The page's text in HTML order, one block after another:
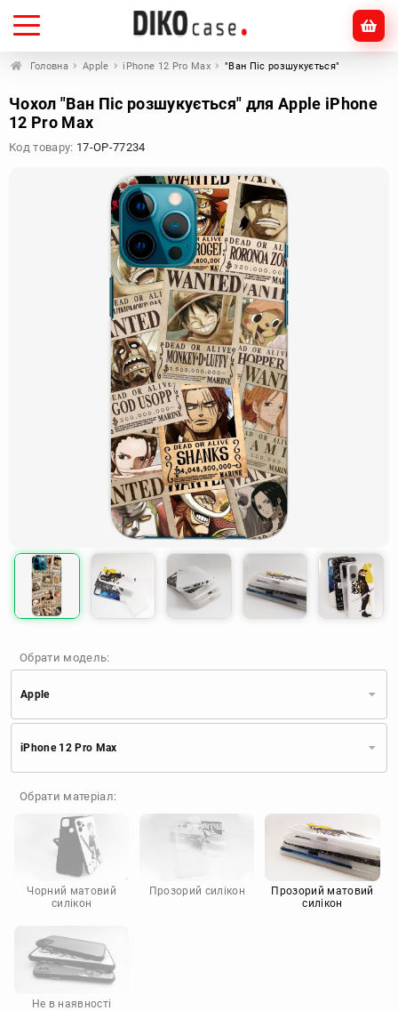
Головна Apple iPhone 12 Pro Max "Ван Піс розшукується"
Чохол "Ван Піс розшукується" для Apple iPhone
12 Pro Max
Код товару: 17-OP-77234
Обрати модель:
Apple
Apple
Huawei
TECNO
Google
Doogee
Infinix
Motorola
iPhone 12 Pro Max
Обрати матеріал:
Чорний матовий
силікон
Прозорий силікон
Прозорий матовий
силікон
Не в наявності